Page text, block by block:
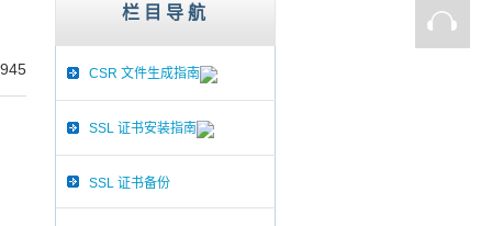
栏目导航
CSR 文件生成指南
SSL 证书安装指南
SSL 证书备份